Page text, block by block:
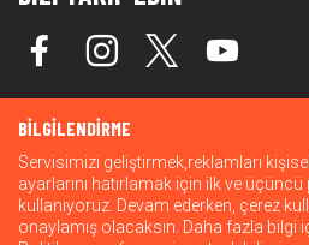
© 2026 Warner Bros. Discovery, Inc. veya
BİLGİLENDİRME
Servisimizi geliştirmek,reklamları
ayarlarını hatırlamak için ilk ve
kullanıyoruz. Devam ederken, çerez
onaylamış olacaksın. Daha fazla bilgi